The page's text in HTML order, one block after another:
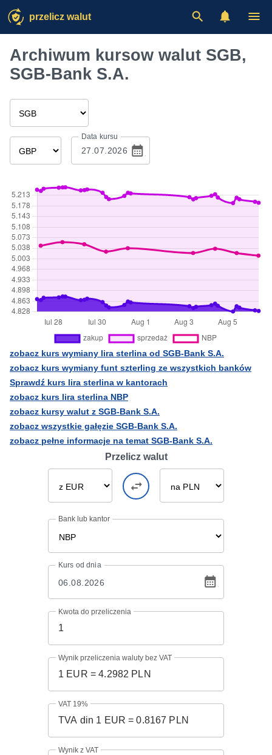
przelicz walut
Archiwum kursow walut SGB,
SGB-Bank S.A.
Data kursu
zobacz kurs wymiany lira sterlina od SGB-Bank S.A.
zobacz kurs wymiany funt szterling ze wszystkich banków
Sprawdź kurs lira sterlina w kantorach
zobacz kurs lira sterlina NBP
zobacz kursy walut z SGB-Bank S.A.
zobacz wszystkie gałęzie SGB-Bank S.A.
zobacz pełne informacje na temat SGB-Bank S.A.
Przelicz walut
Bank lub kantor
Kurs od dnia
Kwota do przeliczenia
Wynik przeliczenia waluty bez VAT
VAT 19%
Wynik z VAT